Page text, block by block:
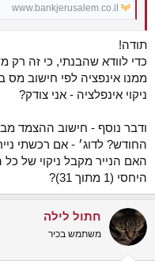
www.bankjerusalem.co.il
תודה!
כדי לוודא שהבנתי, כי זה
ממנו אינפציה לפי חישוב
ניקוי אינפלציה - אני צודק?
ודבר נוסף - חישוב ההצמד
היחסי (1 מתוך 31)?
חתול לילה
משתמש בכיר